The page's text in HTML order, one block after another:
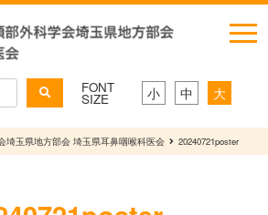
FONT
SIZE 小 中 大
埼玉県地方部会 埼玉県耳鼻咽喉科医会 20240721poster